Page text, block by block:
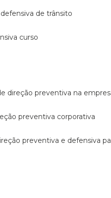
defensiva de trânsito
curso
direção preventiva na
preventiva corporativa
direção preventiva e defensiva